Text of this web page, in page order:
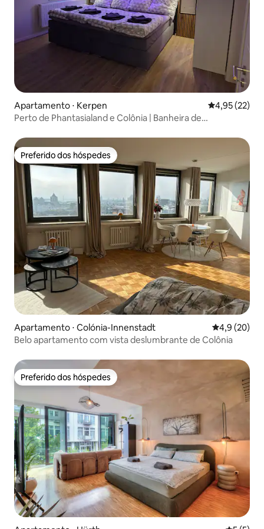
Apartamento ⋅ Kerpen 4,95 de uma
4,95 (22)
Perto de Phantasialand e Colônia | Banheira de
Preferido dos hóspedes
Preferido dos hóspedes
Apartamento ⋅ Colónia-Innenstadt 4,9 de uma
4,9 (20)
Belo apartamento com vista deslumbrante de Colônia
Preferido dos hóspedes
Preferido dos hóspedes